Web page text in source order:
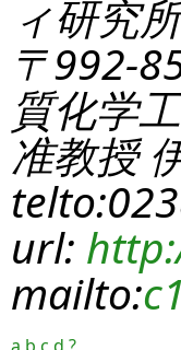
ィ研究所
〒992-
質化学
准教授
url:
mailto:c1